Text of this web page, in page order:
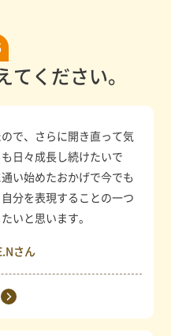
ください。
で、さらに開き直って気
日々成長し続けたいで
い始めたおかげで今でも
分を表現することの一つ
いと思います。
さん